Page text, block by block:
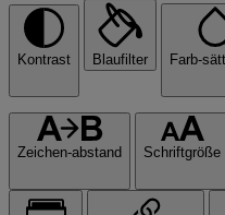
Kontrast Blaufilter Farb-
Zeichen-abstand Schriftgröße